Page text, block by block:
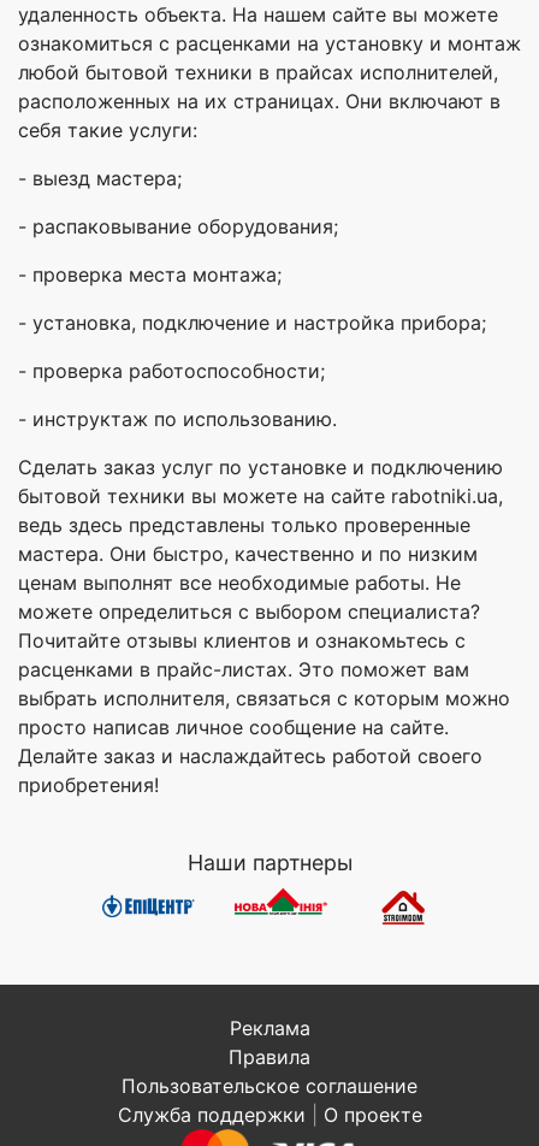
удаленность объекта. На нашем сайте вы можете
ознакомиться с расценками на установку и монтаж
любой бытовой техники в прайсах исполнителей,
расположенных на их страницах. Они включают в
себя такие услуги:
- выезд мастера;
- распаковывание оборудования;
- проверка места монтажа;
- установка, подключение и настройка прибора;
- проверка работоспособности;
- инструктаж по использованию.
Сделать заказ услуг по установке и подключению
бытовой техники вы можете на сайте rabotniki.ua,
ведь здесь представлены только проверенные
мастера. Они быстро, качественно и по низким
ценам выполнят все необходимые работы. Не
можете определиться с выбором специалиста?
Почитайте отзывы клиентов и ознакомьтесь с
расценками в прайс-листах. Это поможет вам
выбрать исполнителя, связаться с которым можно
просто написав личное сообщение на сайте.
Делайте заказ и наслаждайтесь работой своего
приобретения!
Наши партнеры
Реклама
Правила
Пользовательское соглашение
Служба поддержки
О проекте